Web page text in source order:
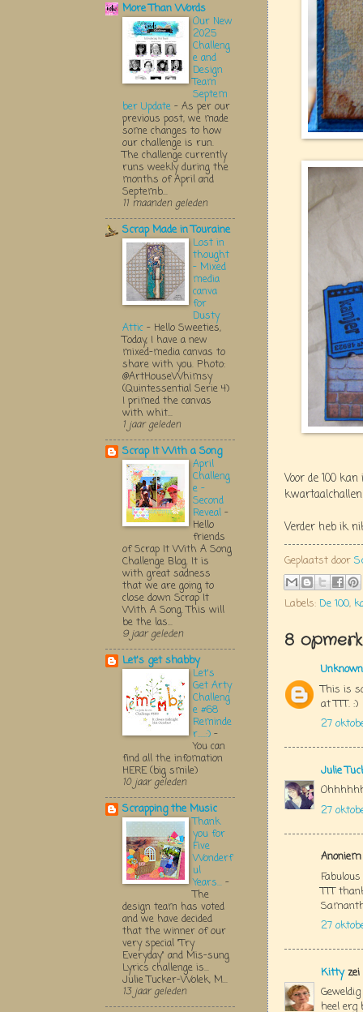
Voor de 100
Verder heb ik
Geplaatst door
Labels: De 100,
8
Unknown
This is
at TTT. :)
27
Julie
27
TTT
27
Kittyzei
heel erg
More Than Words
Our New
2025
Challeng
e and
Design
Team
Septem
ber Update - As per our
previous post, we made
some changes to how
our challenge is run.
The challenge currently
runs weekly during the
months of April and
Septemb...
11 maanden geleden
Scrap Made in Touraine
Lost in
thought
- Mixed
media
canva
for
Dusty
Attic - Hello Sweeties,
Today, I have a new
mixed-media canvas to
share with you. Photo:
@ArtHouseWhimsy
(Quintessential Serie 4)
I primed the canvas
with whit...
1 jaar geleden
Scrap It With a Song
April
Challeng
e -
Second
Reveal -
Hello
friends
of Scrap It With A Song
Challenge Blog. It is
with great sadness
that we are going to
close down Scrap It
With A Song. This will
be the las...
9 jaar geleden
Let's get shabby
Let's
Get Arty
Challeng
e #68
Reminde
r.....:) -
You can
find all the infomation
HERE (big smile)
10 jaar geleden
Scrapping the Music
Thank
you for
Five
Wonderf
ul
Years... -
The
design team has voted
and we have decided
that the winner of our
very special "Try
Everyday" and Mis-sung
Lyrics challenge is...
Julie Tucker-Wolek, M...
13 jaar geleden